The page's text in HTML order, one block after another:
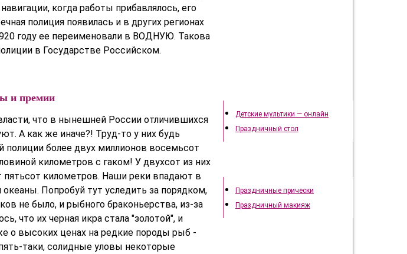
когда работы прибавлялось, его
полиция появилась и в других регионах
году ее переименовали в ВОДНУЮ. Такова
в Государстве Российском.
и премии
что в нынешней России отличившихся
А как же иначе?! Труд-то у них будь
полиции более двух миллионов восемьсот
километров с гаком! У двухсот из них
километров. Наши реки впадают в
Попробуй тут уследить за порядком,
не было, и рыбного браконьерства, из-за
что их черная икра стала "золотой", и
о высоких ценах на редкие породы рыб -
таки, солидные уловы некоторые
Детские мультики — онлайн
Праздничный стол
Праздничные прически
Праздничный макияж